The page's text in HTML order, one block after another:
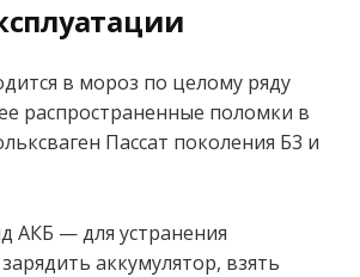
в мороз по целому ряду
распространенные поломки в
Пассат поколения Б3 и
АКБ — для устранения
аккумулятор, взять